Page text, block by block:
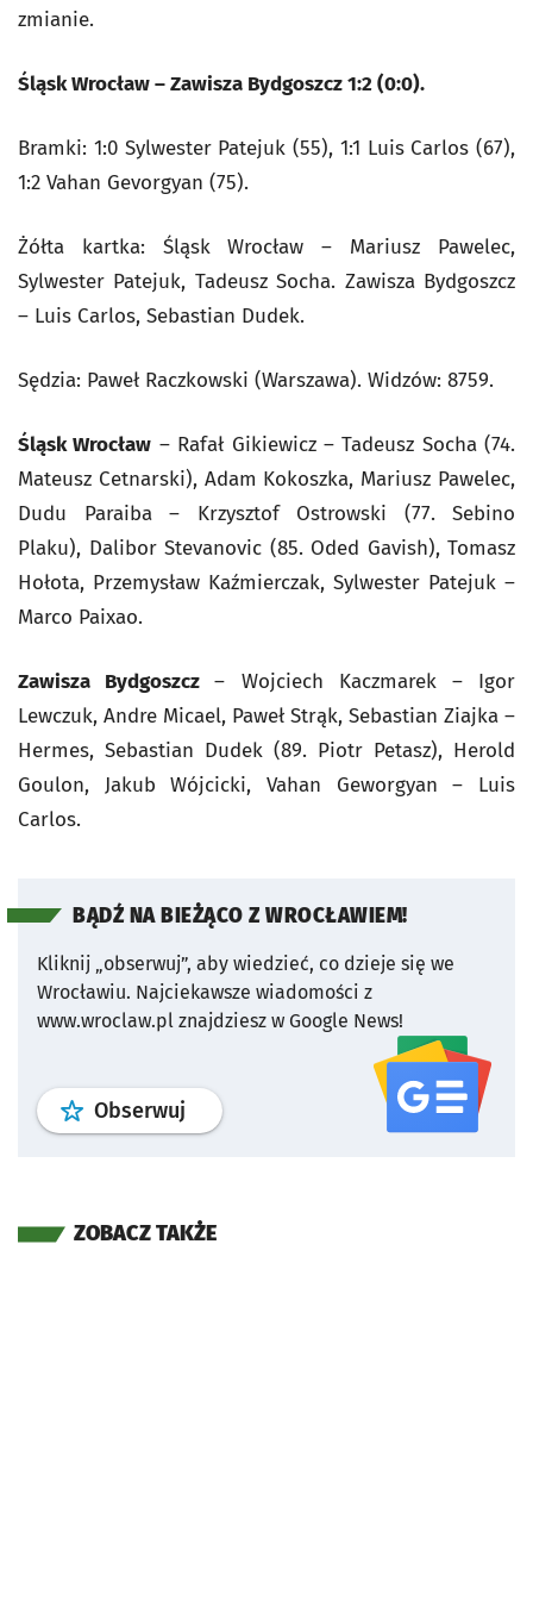
zmianie.
Śląsk Wrocław – Zawisza Bydgoszcz 1:2 (0:0).
Bramki: 1:0 Sylwester Patejuk (55), 1:1 Luis Carlos (67),
1:2 Vahan Gevorgyan (75).
Żółta kartka: Śląsk Wrocław – Mariusz Pawelec,
Sylwester Patejuk, Tadeusz Socha. Zawisza Bydgoszcz
– Luis Carlos, Sebastian Dudek.
Sędzia: Paweł Raczkowski (Warszawa). Widzów: 8759.
Śląsk Wrocław – Rafał Gikiewicz – Tadeusz Socha (74.
Mateusz Cetnarski), Adam Kokoszka, Mariusz Pawelec,
Dudu Paraiba – Krzysztof Ostrowski (77. Sebino
Plaku), Dalibor Stevanovic (85. Oded Gavish), Tomasz
Hołota, Przemysław Kaźmierczak, Sylwester Patejuk –
Marco Paixao.
Zawisza Bydgoszcz– Wojciech Kaczmarek – Igor
Lewczuk, Andre Micael, Paweł Strąk, Sebastian Ziajka –
Hermes, Sebastian Dudek (89. Piotr Petasz), Herold
Goulon, Jakub Wójcicki, Vahan Geworgyan – Luis
Carlos.
BĄDŹ NA BIEŻĄCO Z WROCŁAWIEM!
Kliknij „obserwuj”, aby wiedzieć, co dzieje się we
Wrocławiu. Najciekawsze wiadomości z
www.wroclaw.pl znajdziesz w Google News!
Obserwuj profil serwisu
ZOBACZ TAKŻE